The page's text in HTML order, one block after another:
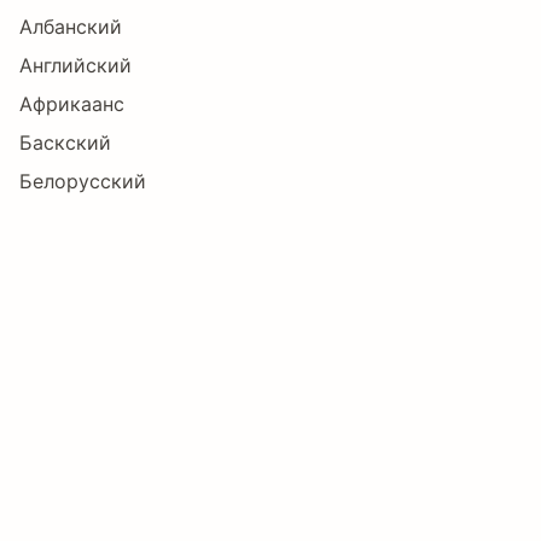
ŏ Ő
ŕ Ŗ
Албанский
Английский
Африкаанс
Баскский
Белорусский